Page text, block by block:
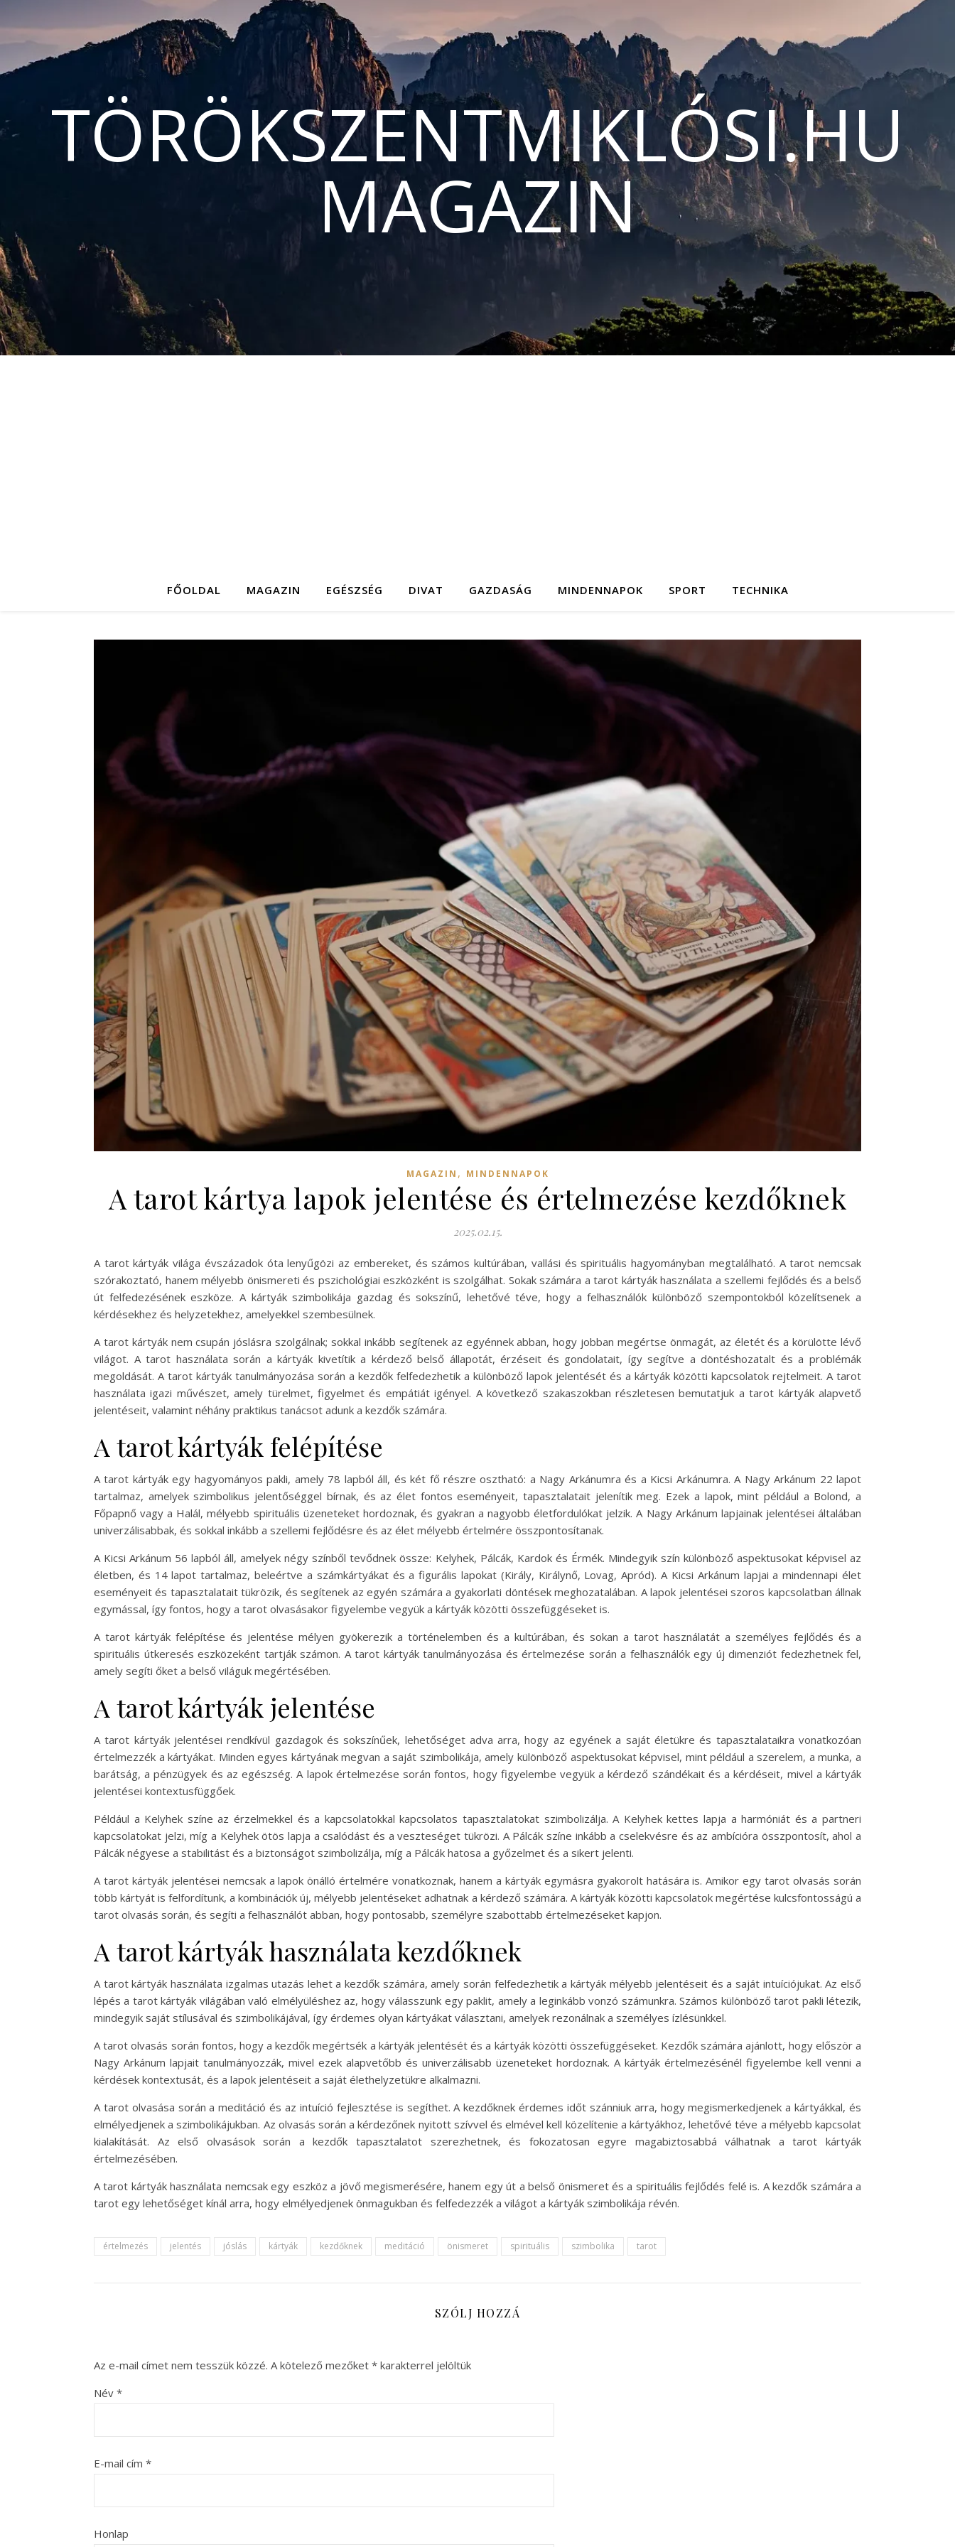
TÖRÖKSZENTMIKLÓSI.HU
MAGAZIN
FŐOLDAL MAGAZIN EGÉSZSÉG DIVAT GAZDASÁG MINDENNAPOK SPORT TECHNIKA
MAGAZIN , MINDENNAPOK
A tarot kártya lapok jelentése és értelmezése kezdőknek
2025.02.15.
A tarot kártyák világa évszázadok óta lenyűgözi az embereket, és számos kultúrában, vallási és spirituális hagyományban megtalálható. A tarot nemcsak
szórakoztató, hanem mélyebb önismereti és pszichológiai eszközként is szolgálhat. Sokak számára a tarot kártyák használata a szellemi fejlődés és a belső
út felfedezésének eszköze. A kártyák szimbolikája gazdag és sokszínű, lehetővé téve, hogy a felhasználók különböző szempontokból közelítsenek a
kérdésekhez és helyzetekhez, amelyekkel szembesülnek.
A tarot kártyák nem csupán jóslásra szolgálnak; sokkal inkább segítenek az egyénnek abban, hogy jobban megértse önmagát, az életét és a körülötte lévő
világot. A tarot használata során a kártyák kivetítik a kérdező belső állapotát, érzéseit és gondolatait, így segítve a döntéshozatalt és a problémák
megoldását. A tarot kártyák tanulmányozása során a kezdők felfedezhetik a különböző lapok jelentését és a kártyák közötti kapcsolatok rejtelmeit. A tarot
használata igazi művészet, amely türelmet, figyelmet és empátiát igényel. A következő szakaszokban részletesen bemutatjuk a tarot kártyák alapvető
jelentéseit, valamint néhány praktikus tanácsot adunk a kezdők számára.
A tarot kártyák felépítése
A tarot kártyák egy hagyományos pakli, amely 78 lapból áll, és két fő részre osztható: a Nagy Arkánumra és a Kicsi Arkánumra. A Nagy Arkánum 22 lapot
tartalmaz, amelyek szimbolikus jelentőséggel bírnak, és az élet fontos eseményeit, tapasztalatait jelenítik meg. Ezek a lapok, mint például a Bolond, a
Főpapnő vagy a Halál, mélyebb spirituális üzeneteket hordoznak, és gyakran a nagyobb életfordulókat jelzik. A Nagy Arkánum lapjainak jelentései általában
univerzálisabbak, és sokkal inkább a szellemi fejlődésre és az élet mélyebb értelmére összpontosítanak.
A Kicsi Arkánum 56 lapból áll, amelyek négy színből tevődnek össze: Kelyhek, Pálcák, Kardok és Érmék. Mindegyik szín különböző aspektusokat képvisel az
életben, és 14 lapot tartalmaz, beleértve a számkártyákat és a figurális lapokat (Király, Királynő, Lovag, Apród). A Kicsi Arkánum lapjai a mindennapi élet
eseményeit és tapasztalatait tükrözik, és segítenek az egyén számára a gyakorlati döntések meghozatalában. A lapok jelentései szoros kapcsolatban állnak
egymással, így fontos, hogy a tarot olvasásakor figyelembe vegyük a kártyák közötti összefüggéseket is.
A tarot kártyák felépítése és jelentése mélyen gyökerezik a történelemben és a kultúrában, és sokan a tarot használatát a személyes fejlődés és a
spirituális útkeresés eszközeként tartják számon. A tarot kártyák tanulmányozása és értelmezése során a felhasználók egy új dimenziót fedezhetnek fel,
amely segíti őket a belső világuk megértésében.
A tarot kártyák jelentése
A tarot kártyák jelentései rendkívül gazdagok és sokszínűek, lehetőséget adva arra, hogy az egyének a saját életükre és tapasztalataikra vonatkozóan
értelmezzék a kártyákat. Minden egyes kártyának megvan a saját szimbolikája, amely különböző aspektusokat képvisel, mint például a szerelem, a munka, a
barátság, a pénzügyek és az egészség. A lapok értelmezése során fontos, hogy figyelembe vegyük a kérdező szándékait és a kérdéseit, mivel a kártyák
jelentései kontextusfüggőek.
Például a Kelyhek színe az érzelmekkel és a kapcsolatokkal kapcsolatos tapasztalatokat szimbolizálja. A Kelyhek kettes lapja a harmóniát és a partneri
kapcsolatokat jelzi, míg a Kelyhek ötös lapja a csalódást és a veszteséget tükrözi. A Pálcák színe inkább a cselekvésre és az ambícióra összpontosít, ahol a
Pálcák négyese a stabilitást és a biztonságot szimbolizálja, míg a Pálcák hatosa a győzelmet és a sikert jelenti.
A tarot kártyák jelentései nemcsak a lapok önálló értelmére vonatkoznak, hanem a kártyák egymásra gyakorolt hatására is. Amikor egy tarot olvasás során
több kártyát is felfordítunk, a kombinációk új, mélyebb jelentéseket adhatnak a kérdező számára. A kártyák közötti kapcsolatok megértése kulcsfontosságú a
tarot olvasás során, és segíti a felhasználót abban, hogy pontosabb, személyre szabottabb értelmezéseket kapjon.
A tarot kártyák használata kezdőknek
A tarot kártyák használata izgalmas utazás lehet a kezdők számára, amely során felfedezhetik a kártyák mélyebb jelentéseit és a saját intuíciójukat. Az első
lépés a tarot kártyák világában való elmélyüléshez az, hogy válasszunk egy paklit, amely a leginkább vonzó számunkra. Számos különböző tarot pakli létezik,
mindegyik saját stílusával és szimbolikájával, így érdemes olyan kártyákat választani, amelyek rezonálnak a személyes ízlésünkkel.
A tarot olvasás során fontos, hogy a kezdők megértsék a kártyák jelentését és a kártyák közötti összefüggéseket. Kezdők számára ajánlott, hogy először a
Nagy Arkánum lapjait tanulmányozzák, mivel ezek alapvetőbb és univerzálisabb üzeneteket hordoznak. A kártyák értelmezésénél figyelembe kell venni a
kérdések kontextusát, és a lapok jelentéseit a saját élethelyzetükre alkalmazni.
A tarot olvasása során a meditáció és az intuíció fejlesztése is segíthet. A kezdőknek érdemes időt szánniuk arra, hogy megismerkedjenek a kártyákkal, és
elmélyedjenek a szimbolikájukban. Az olvasás során a kérdezőnek nyitott szívvel és elmével kell közelítenie a kártyákhoz, lehetővé téve a mélyebb kapcsolat
kialakítását. Az első olvasások során a kezdők tapasztalatot szerezhetnek, és fokozatosan egyre magabiztosabbá válhatnak a tarot kártyák
értelmezésében.
A tarot kártyák használata nemcsak egy eszköz a jövő megismerésére, hanem egy út a belső önismeret és a spirituális fejlődés felé is. A kezdők számára a
tarot egy lehetőséget kínál arra, hogy elmélyedjenek önmagukban és felfedezzék a világot a kártyák szimbolikája révén.
értelmezés jelentés jóslás kártyák kezdőknek meditáció önismeret spirituális szimbolika tarot
SZÓLJ HOZZÁ
Az e-mail címet nem tesszük közzé. A kötelező mezőket * karakterrel jelöltük
Név *
E-mail cím *
Honlap